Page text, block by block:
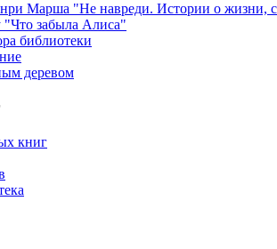
Марша "Не навреди. Истории о жизни,
"Что забыла Алиса"
библиотеки
деревом
книг